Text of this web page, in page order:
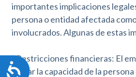
A
importantes implicaciones
persona o entidad afectada
involucrados. Algunas de estas
- Restricciones financieras: El
limitar la capacidad de la